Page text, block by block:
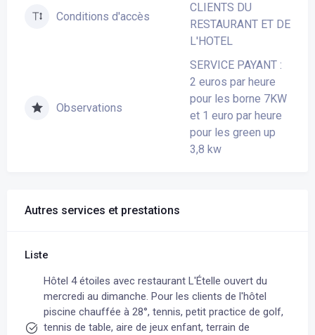
Conditions d'accès
CLIENTS DU
RESTAURANT ET DE
L'HOTEL
Observations
SERVICE PAYANT :
2 euros par heure
pour les borne 7KW
et 1 euro par heure
pour les green up
3,8 kw
Autres services et prestations
Liste
Hôtel 4 étoiles avec restaurant L'Ételle ouvert du
mercredi au dimanche. Pour les clients de l'hôtel
piscine chauffée à 28°, tennis, petit practice de golf,
tennis de table, aire de jeux enfant, terrain de